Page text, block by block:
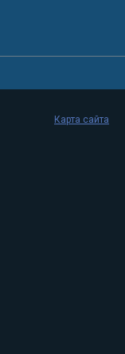
Карта сайта